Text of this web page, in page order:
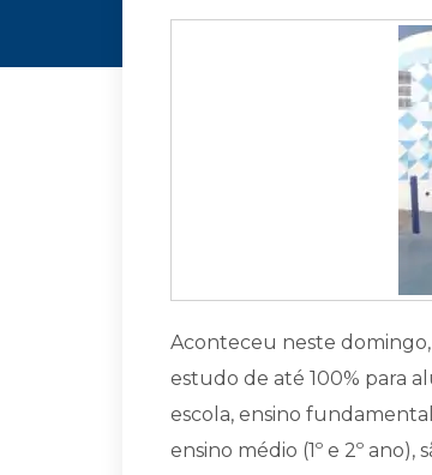
Aconteceu neste
estudo de até 100% para
escola, ensino fundamental
ensino médio (1º e 2º